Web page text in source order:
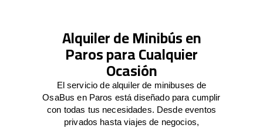
Alquiler de Minibús en
Paros para Cualquier
Ocasión
El servicio de alquiler de minibuses de
OsaBus en Paros está diseñado para cumplir
con todas tus necesidades. Desde eventos
privados hasta viajes de negocios,